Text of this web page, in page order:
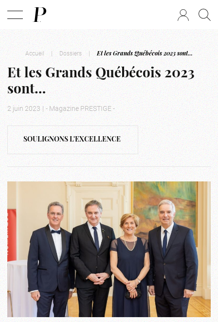
Accueil | Dossiers | Et les Grands Québécois 2023 sont…
Et les Grands Québécois 2023
sont…
2 juin 2023 | - Magazine PRESTIGE -
SOULIGNONS L'EXCELLENCE